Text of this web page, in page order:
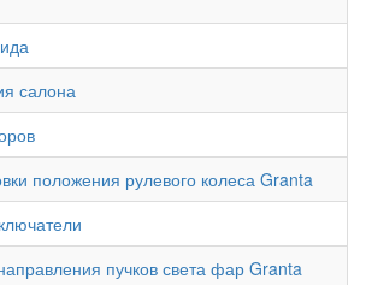
салона
положения рулевого колеса Granta
пучков света фар Granta